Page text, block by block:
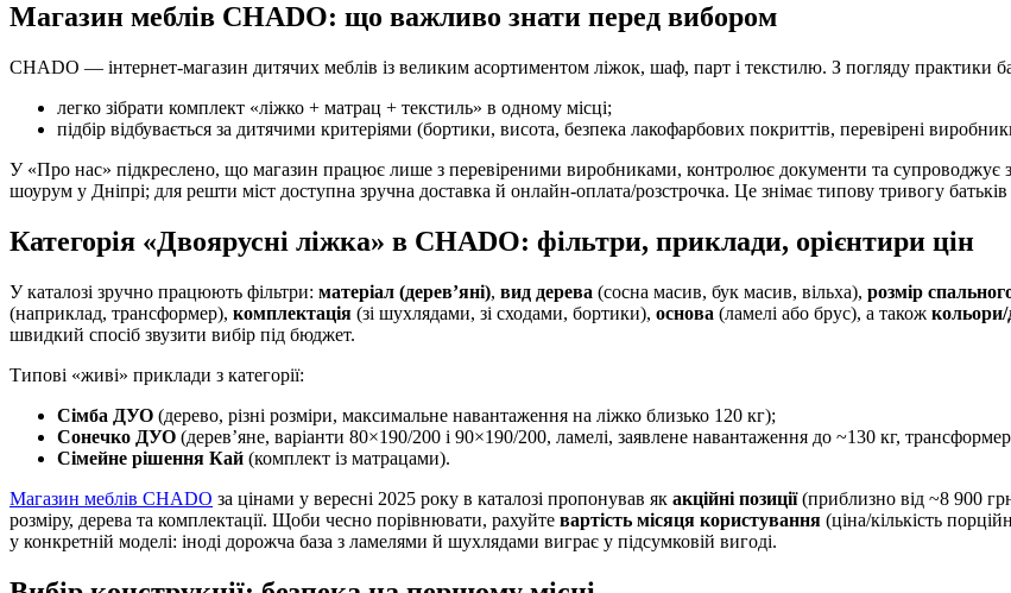
Магазин меблів CHADO: що важливо знати перед вибором
CHADO — інтернет-магазин дитячих меблів із великим асортиментом ліжок, шаф, парт і текстилю. З погляду практики
легко зібрати комплект «ліжко + матрац + текстиль» в одному місці;
підбір відбувається за дитячими критеріями (бортики, висота, безпека лакофарбових покриттів, перевірені
У «Про нас» підкреслено, що магазин працює лише з перевіреними виробниками, контролює документи та супроводжує
шоурум у Дніпрі; для решти міст доступна зручна доставка й онлайн-оплата/розстрочка. Це знімає типову тривогу батьків
Категорія «Двоярусні ліжка» в CHADO: фільтри, приклади, орієнтири цін
У каталозі зручно працюють фільтри: матеріал (дерев’яні), вид дерева (сосна масив, бук масив, вільха), розмір
(наприклад, трансформер), комплектація (зі шухлядами, зі сходами, бортики), основа (ламелі або брус), а також кольори/
швидкий спосіб звузити вибір під бюджет.
Типові «живі» приклади з категорії:
Сімба ДУО (дерево, різні розміри, максимальне навантаження на ліжко близько 120 кг);
Сонечко ДУО (дерев’яне, варіанти 80×190/200 і 90×190/200, ламелі, заявлене навантаження до ~130 кг,
Сімейне рішення Кай (комплект із матрацами).
Магазин меблів CHADO за цінами у вересні 2025 року в каталозі пропонував як акційні позиції(приблизно від ~8 900
розміру, дерева та комплектації. Щоби чесно порівнювати, рахуйте вартість місяця користування (ціна/кількість
у конкретній моделі: іноді дорожча база з ламелями й шухлядами виграє у підсумковій вигоді.